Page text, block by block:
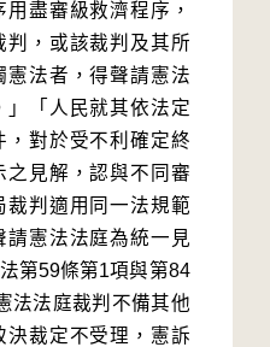
盡審級救濟程序，
判，或該裁判及其所
憲法者，得聲請憲法
」「人民就其依法定
，對於受不利確定終
之見解，認與不同審
裁判適用同一法規範
請憲法法庭為統一見
第59條第1項與第84
法法庭裁判不備其他
決裁定不受理，憲訴